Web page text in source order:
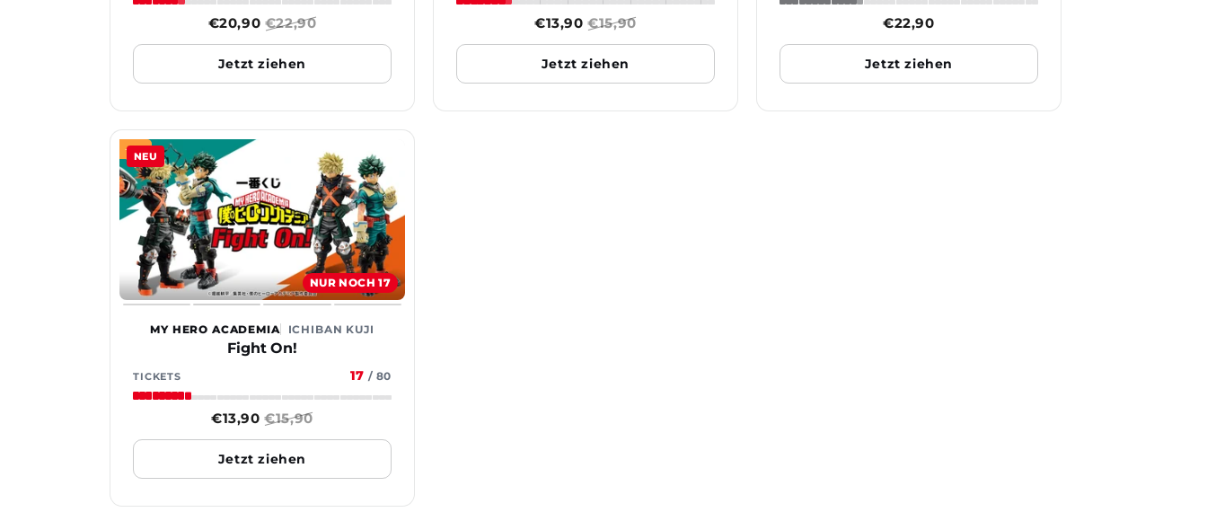
Sonderpreis
€20,90 Normaler
Preis
€22,90
Jetzt ziehen
Sonderpreis
€13,90 Normaler
Preis
€15,90
Jetzt ziehen
Normaler
Preis
€22,90
Jetzt ziehen
NEU
-12%
NUR NOCH 17
MY HERO ACADEMIA ICHIBAN KUJI
Fight On!
TICKETS 17 / 80
Sonderpreis
€13,90 Normaler
Preis
€15,90
Jetzt ziehen